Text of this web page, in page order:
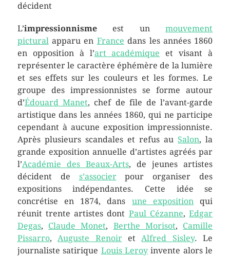
décident
L’impressionnismeest unmouvement
picturalapparu en France dans les années 1860
en opposition à l’art académique et visant à
représenter le caractère éphémère de la lumière
et ses effets sur les couleurs et les formes. Le
groupe des impressionnistes se forme autour
d’Édouard Manet, chef de file de l’avant-garde
artistique dans les années 1860, qui ne participe
cependant à aucune exposition impressionniste.
Après plusieurs scandales et refus auSalon, la
grande exposition annuelle d’artistes agréés par
l’Académie des Beaux-Arts, de jeunes artistes
décident de s’associerpour organiser des
expositions indépendantes. Cette idée se
concrétise en 1874, dans une exposition qui
réunit trente artistes dont Paul Cézanne,Edgar
Degas, Claude Monet, Berthe Morisot, Camille
Pissarro,Auguste RenoiretAlfred Sisley. Le
journaliste satirique Louis Leroy invente alors le